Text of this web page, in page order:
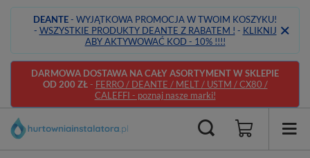
DEANTE- WYJĄTKOWA PROMOCJA W TWOIM KOSZYKU!
- WSZYSTKIE PRODUKTY DEANTE Z RABATEM ! - KLIKNIJ
ABY AKTYWOWAĆ KOD - 10% !!!!
DARMOWA DOSTAWA NA CAŁY ASORTYMENT W SKLEPIE
OD 200 ZŁ- FERRO / DEANTE / MELT / USTM / CX80 /
CALEFFI - poznaj nasze marki!